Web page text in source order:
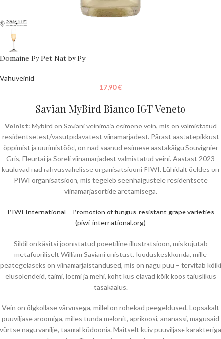
Domaine Py Pet Nat by Py
Vahuveinid
17,90€
Savian MyBird Bianco IGT Veneto
Veinist: Mybird on Saviani veinimaja esimene vein, mis on valmistatud
residentsetest/vasutpidavatest viinamarjadest. Pärast aastatepikkust
õppimist ja uurimistööd, on nad saanud esimese aastakäigu Souvignier
Gris, Fleurtai ja Soreli viinamarjadest valmistatud veini. Aastast 2023
kuuluvad nad rahvusvahelisse organisatsiooni PIWI. Lühidalt öeldes on
PIWI organisatsioon, mis tegeleb seenhaigustele residentsete
viinamarjasortide aretamisega.
PIWI International – Promotion of fungus-resistant grape varieties
(piwi-international.org)
Sildil on käsitsi joonistatud poeetiline illustratsioon, mis kujutab
metafooriliselt William Saviani unistust: looduskeskkonda, mille
peategelaseks on viinamarjaistandused, mis on nagu puu – tervitab kõiki
elusolendeid, taimi, loomi ja mehi, koht kus elavad kõik koos täiuslikus
tasakaalus.
Vein on õlgkollase värvusega, millel on rohekad peegeldused. Lopsakalt
puuviljase aroomiga, milles tunda melonit, aprikoosi, ananassi, magusaid
vürtse nagu vanilje, taamal küdoonia. Maitselt kuiv puuviljase karakteriga